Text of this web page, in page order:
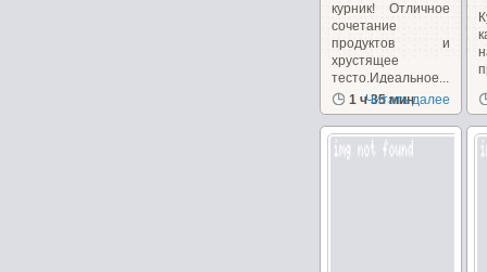
курник! Отличное
сочетание
продуктов и
хрустящее
тесто.Идеальное...
1 ч 35 мин
Читать далее